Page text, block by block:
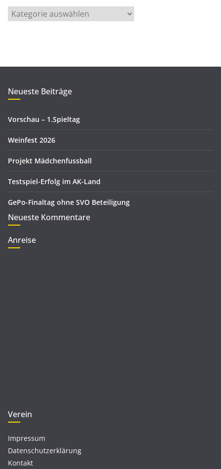
t
h
v
a
i
n
Neueste Beiträge
Vorschau – 1.Spieltag
Weinfest 2026
Projekt Mädchenfussball
Testspiel-Erfolg im AK-Land
GePo-Finaltag ohne SVO Beteiligung
Neueste Kommentare
Anreise
Verein
Impressum
Datenschutzerklärung
Kontakt